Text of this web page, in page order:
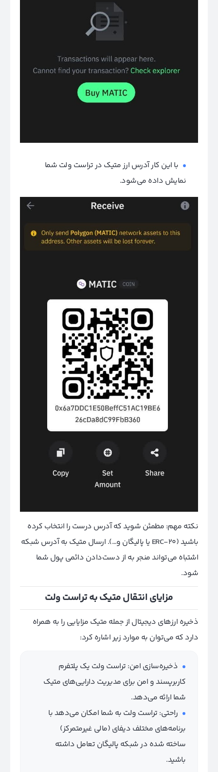
با این کار آدرس ارز متیک در تراست ولت شما
نمایش داده می‌شود.
نکته مهم: مطمئن شوید که آدرس درست را انتخاب کرده
باشید (ERC-20 یا پالیگان و…). ارسال متیک به آدرس شبکه
اشتباه می‌تواند منجر به از دست‌دادن دائمی پول شما
شود.
مزایای انتقال متیک به تراست ولت
ذخیره ارزهای دیجیتال از جمله متیک مزایایی را به همراه
دارد که می‌توان به موارد زیر اشاره کرد:
ذخیره‌سازی امن: تراست ولت یک پلتفرم
کاربرپسند و امن برای مدیریت دارایی‌های متیک
شما ارائه می‌دهد.
راحتی: تراست ولت به شما امکان می‌دهد با
برنامه‌های مختلف دیفای (مالی غیرمتمرکز)
ساخته شده در شبکه پالیگان تعامل داشته
باشید.